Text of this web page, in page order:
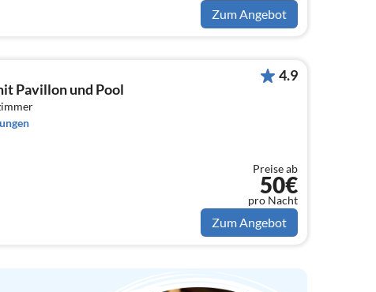
Zum Angebot
Pavillon und Pool
4.9
Preise ab
50€
pro Nacht
Zum Angebot